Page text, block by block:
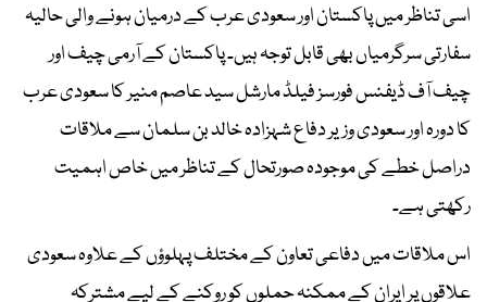
اسی تناظر میں پاکستان اور سعودی عرب کے درمیان ہونے والی حالیہ
سفارتی سرگرمیاں بھی قابل توجہ ہیں۔ پاکستان کے آرمی چیف اور
چیف آف ڈیفنس فورسز فیلڈ مارشل سید عاصم منیر کا سعودی عرب
کا دورہ اور سعودی وزیر دفاع شہزادہ خالد بن سلمان سے ملاقات
دراصل خطے کی موجودہ صورتحال کے تناظر میں خاص اہمیت
رکھتی ہے۔
اس ملاقات میں دفاعی تعاون کے مختلف پہلوؤں کے علاوہ سعودی
علاقوں پر ایران کے ممکنہ حملوں کو روکنے کے لیے مشترکہ